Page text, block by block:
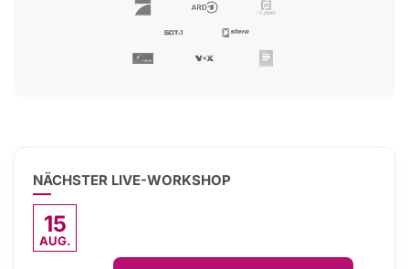
NÄCHSTER LIVE-WORKSHOP
15
AUG.